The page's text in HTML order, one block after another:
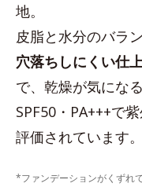
地。
皮脂と水分のバラ
穴落ちしにくい仕
で、乾燥が気にな
SPF50・PA+++で
評価されています。
*ファンデーションがくずれ